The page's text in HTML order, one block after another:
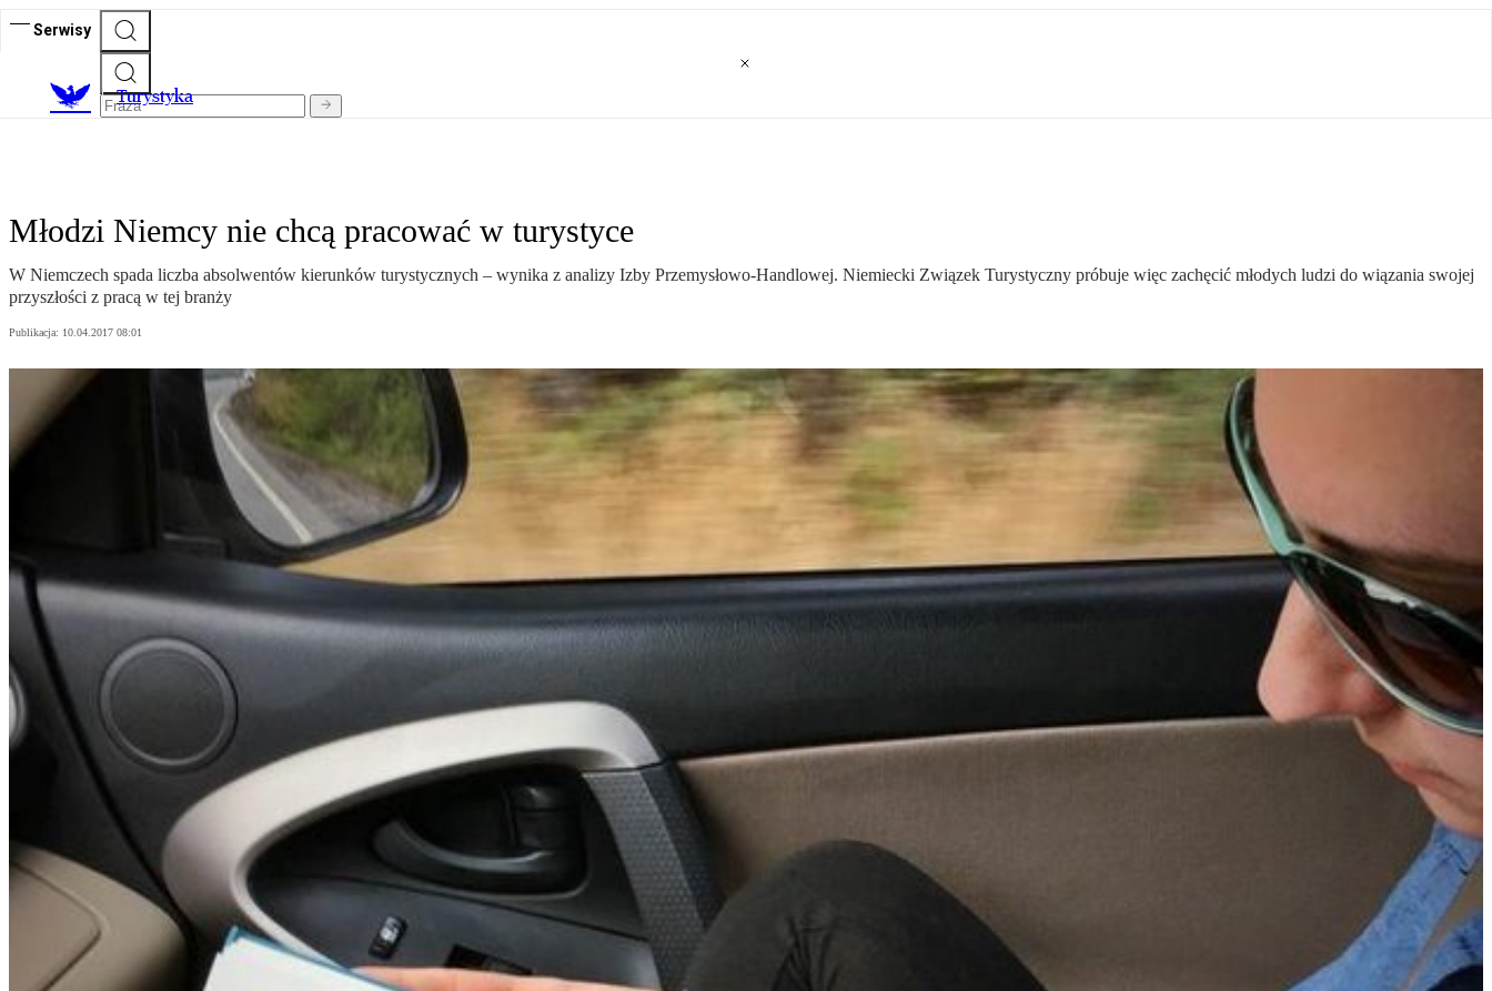
Serwisy
Turystyka
Młodzi Niemcy nie chcą pracować w turystyce
W Niemczech spada liczba absolwentów kierunków turystycznych – wynika z analizy Izby Przemysłowo-Handlowej. Niemiecki Związek Turystyczny próbuje więc zachęcić młodych ludzi do wiązania swojej
przyszłości z pracą w tej branży
Publikacja: 10.04.2017 08:01